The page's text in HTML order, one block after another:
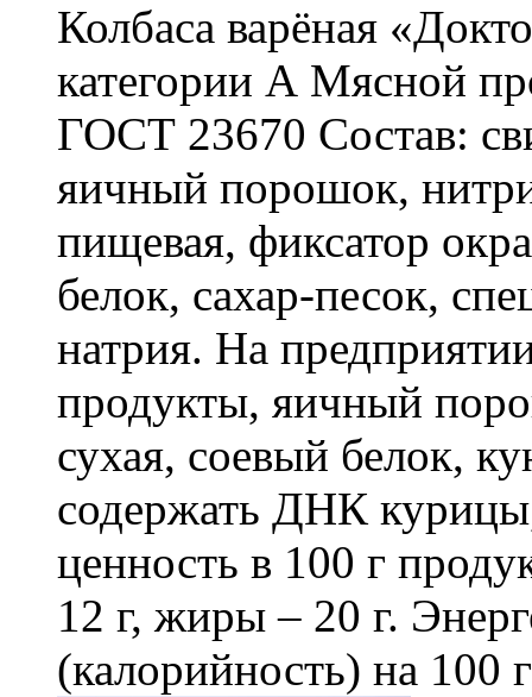
Колбаса варёная
категории А Мясной
ГОСТ 23670 Состав:
яичный порошок,
пищевая, фиксатор
белок, сахар-песок,
натрия. На
продукты, яичный
сухая, соевый белок,
содержать ДНК
ценность в 100 г
12 г, жиры – 20 г.
(калорийность) на 100